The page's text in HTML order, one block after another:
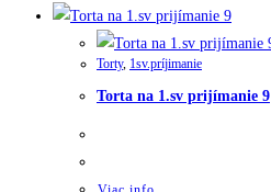
Torty, 1sv.príjimanie
Torta na 1.sv prijímanie 9